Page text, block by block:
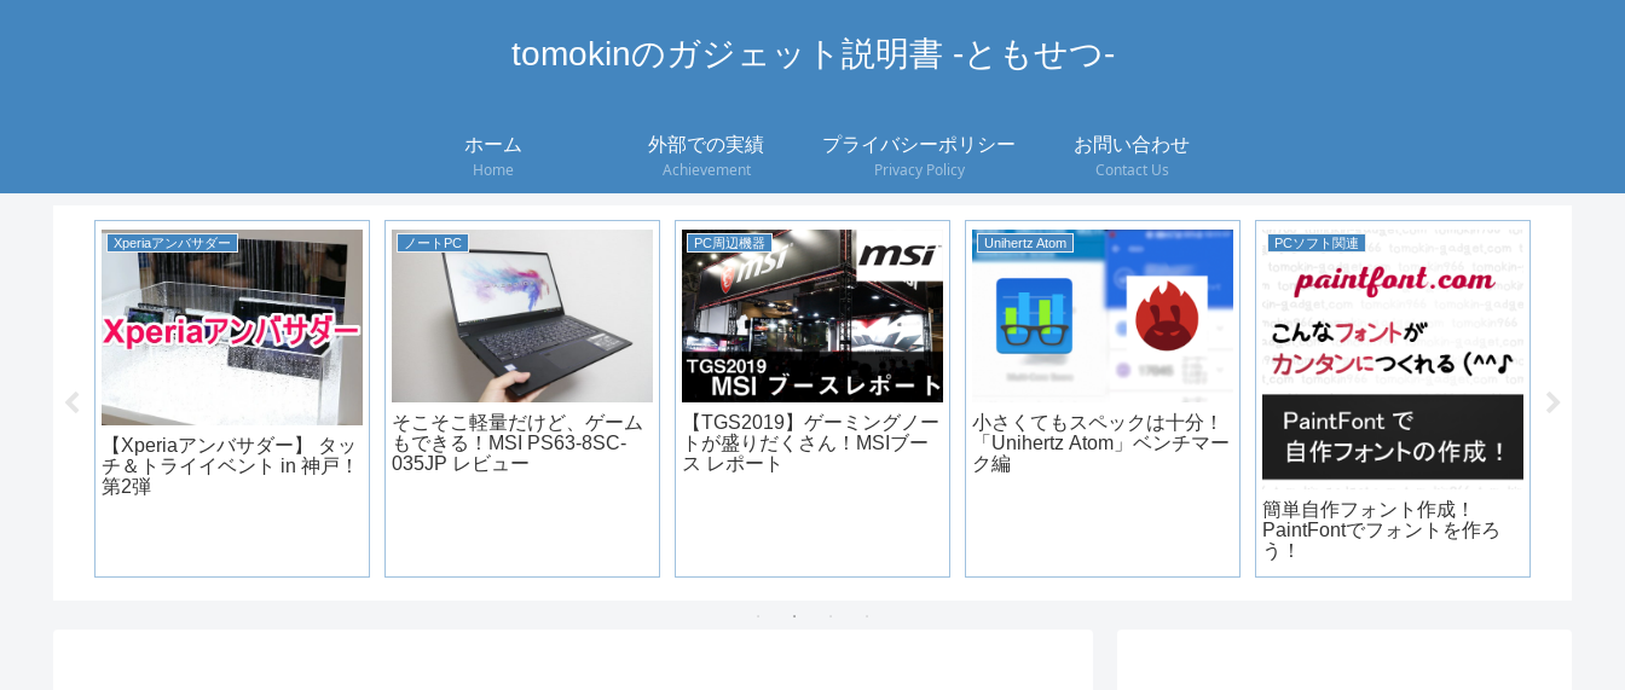
tomokinのガジェット説明書 -ともせつ-
ホーム
Home
外部での実績
Achievement
プライバシーポリシー
Privacy Policy
お問い合わせ
Contact Us
Xperiaアンバサダー
【Xperiaアンバサダー】 タッ
チ＆トライイベント in 神戸！
第2弾
ノートPC
そこそこ軽量だけど、ゲーム
もできる！MSI PS63-8SC-
035JP レビュー
PC周辺機器
【TGS2019】ゲーミングノー
トが盛りだくさん！MSIブー
ス レポート
Unihertz Atom
小さくてもスペックは十分！
「Unihertz Atom」ベンチマー
ク編
PCソフト関連
簡単自作フォント作成！
PaintFontでフォントを作ろ
う！
X89HD
揃えて